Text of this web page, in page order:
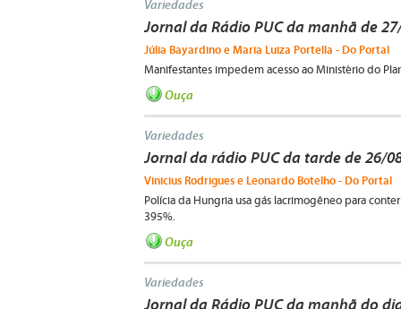
Variedades
Jornal da Rádio PUC da manhã de
Júlia Bayardino e Maria Luiza Portella - Do Portal
Manifestantes impedem acesso ao Ministério do
Ouça
Variedades
Jornal da rádio PUC da tarde de 26/
Vinicius Rodrigues e Leonardo Botelho - Do Portal
Polícia da Hungria usa gás lacrimogêneo para
395%.
Ouça
Variedades
Jornal da Rádio PUC da manhã do